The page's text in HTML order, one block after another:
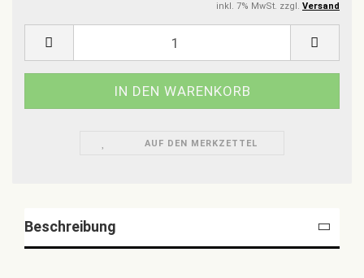
inkl. 7% MwSt. zzgl. Versand
AUF DEN MERKZETTEL
Beschreibung